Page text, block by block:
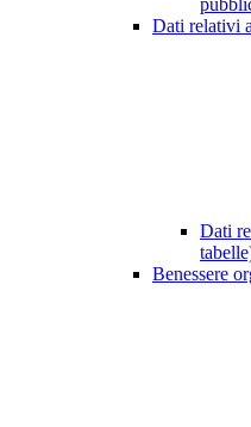
Dati relativi
Dati
Benessere